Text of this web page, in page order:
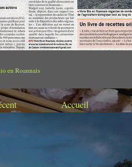
en Roannais
Accueil